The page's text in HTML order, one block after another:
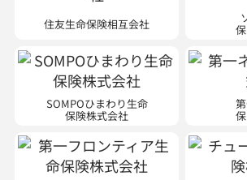
住友生命保険相互会社
SOMPOひまわり生命
保険株式会社